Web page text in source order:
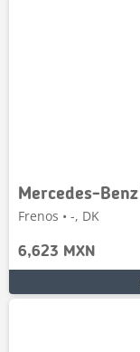
Frenos • -, DK
6,623 MXN